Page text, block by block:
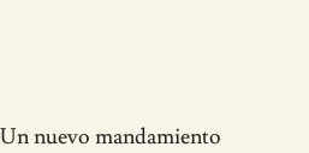
nuevo mandamiento